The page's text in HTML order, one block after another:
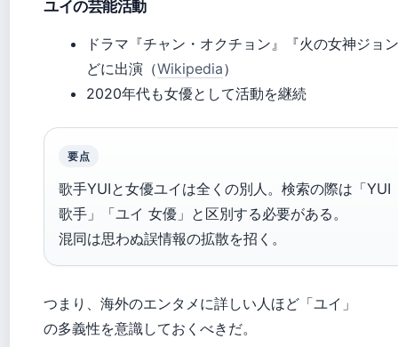
ユイの芸能活動
ドラマ『チャン・オクチョン』『火の女神ジョ
どに出演（Wikipedia）
2020年代も女優として活動を継続
要点
歌手YUIと女優ユイは全くの別人。検索の際は「YUI
歌手」「ユイ 女優」と区別する必要がある。
混同は思わぬ誤情報の拡散を招く。
つまり、海外のエンタメに詳しい人ほど「ユイ」
の多義性を意識しておくべきだ。